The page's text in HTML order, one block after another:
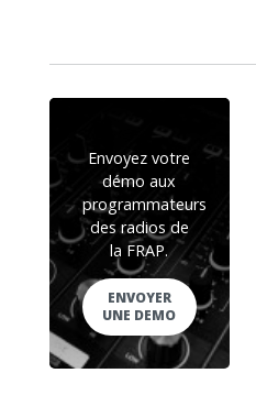
Envoyez votre
démo aux
programmateurs
des radios de
la FRAP.
ENVOYER
UNE DEMO